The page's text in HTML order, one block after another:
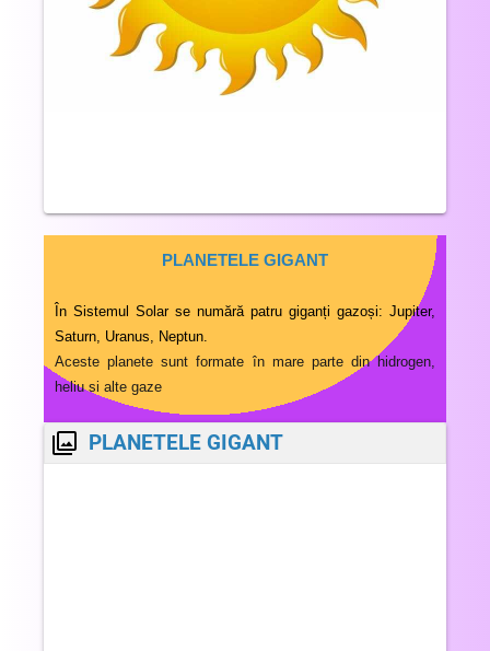
PLANETELE GIGANT
În Sistemul Solar se numără patru giganți gazoși: Jupiter,
Saturn, Uranus, Neptun.
Aceste planete sunt formate în mare parte din hidrogen,
heliu si alte gaze
PLANETELE GIGANT